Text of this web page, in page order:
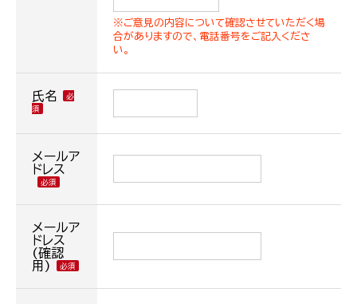
※ご意見の内容について確認させていただく場
合がありますので、電話番号をご記入くださ
い。
氏名
メールア
ドレス
メールア
ドレス
(確認
用)